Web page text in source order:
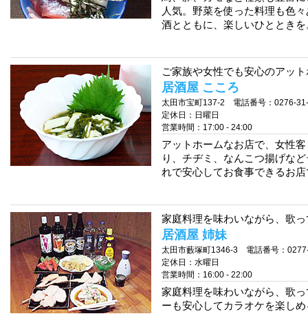
人気。野菜を使った料理も色
酒とともに、楽しいひとときを
ご家族や女性でも安心のアッ
居酒屋 こころ
太田市宝町137-2 電話番号：0276-
定休日：日曜日
営業時間：17:00 - 24:00
アットホームなお店で、女性
り、チヂミ、なんこつ揚げな
れで安心してお食事できるお
家庭料理を味わいながら、歌
居酒屋 姉妹
太田市藪塚町1346-3 電話番号：
定休日：水曜日
営業時間：16:00 - 22:00
家庭料理を味わいながら、歌
ーも安心してカラオケを楽し